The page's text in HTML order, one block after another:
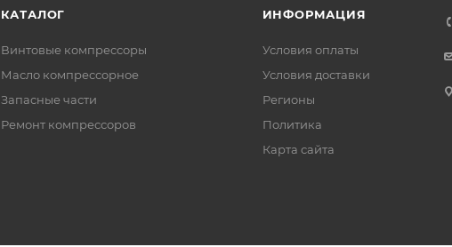
КАТАЛОГ
Винтовые компрессоры
Масло компрессорное
Запасные части
Ремонт компрессоров
ИНФОРМАЦИЯ
Условия оплаты
Условия доставки
Регионы
Политика
Карта сайта